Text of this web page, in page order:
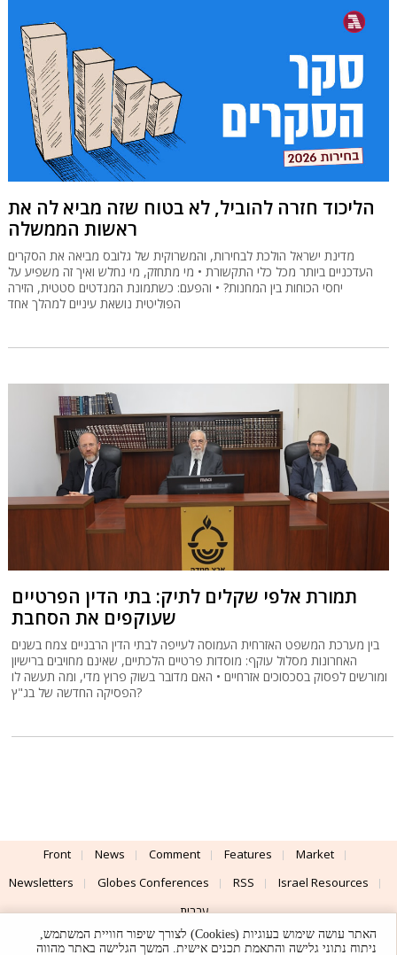
הליכוד חזרה להוביל, לא בטוח שזה מביא לה את
ראשות הממשלה
מדינת ישראל הולכת לבחירות, והמשרוקית של גלובס מביאה את הסקרים
העדכניים ביותר מכל כלי התקשורת • מי מתחזק, מי נחלש ואיך זה משפיע על
יחסי הכוחות בין המחנות? • והפעם: כשתמונת המנדטים סטטית, הזירה
הפוליטית נושאת עיניים למהלך אחד
תמורת אלפי שקלים לתיק: בתי הדין הפרטיים
שעוקפים את הסחבת
בין מערכת המשפט האזרחית העמוסה לעייפה לבתי הדין הרבניים צמח בשנים
האחרונות מסלול עוקף: מוסדות פרטיים הלכתיים, שאינם מחויבים ברישיון
ומורשים לפסוק בסכסוכים אזרחיים • האם מדובר בשוק פרוץ מדי, ומה תעשה לו
הפסיקה החדשה של בג"ץ?
Front News Comment Features
Market
Newsletters
Globes Conferences RSS
Israel Resources
עברית
Advertising
Terms of Use Privacy Policy About Support
האתר עושה שימוש בעוגיות (Cookies) לצורך שיפור חוויית המשתמש,
ניתוח נתוני גלישה והתאמת תכנים אישית. המשך הגלישה באתר מהווה